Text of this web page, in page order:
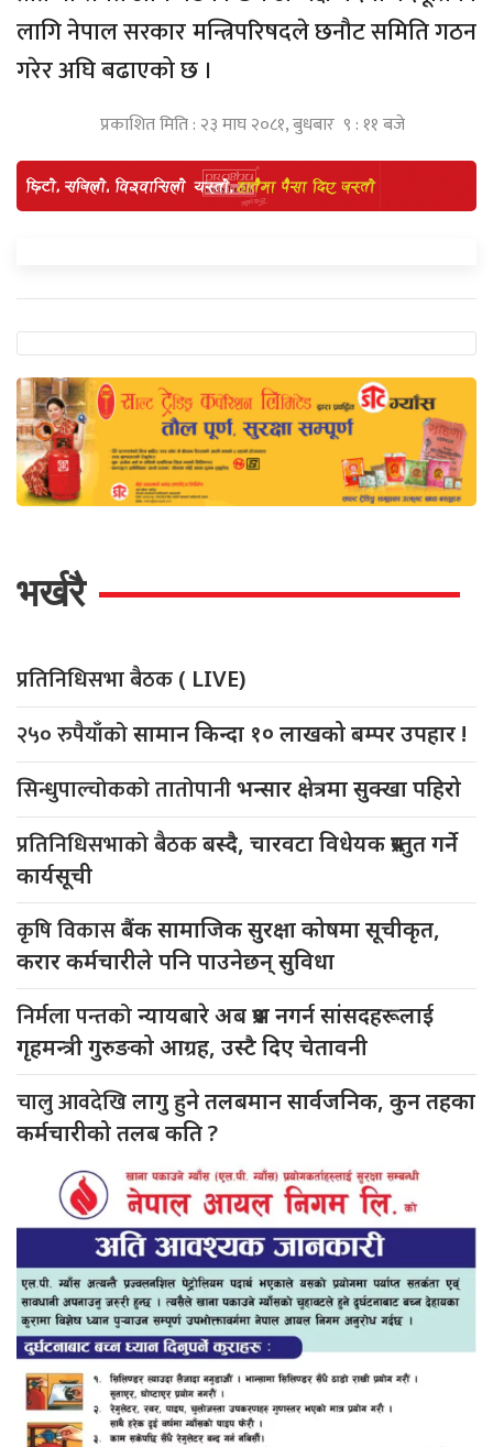
लागि नेपाल सरकार मन्त्रिपरिषदले छनौट समिति गठन
गरेर अघि बढाएको छ ।
प्रकाशित मिति : २३ माघ २०८१, बुधबार ९ : ११ बजे
भर्खरै
प्रतिनिधिसभा बैठक ( LIVE)
२५० रुपैयाँकोसामान किन्दा १० लाखको बम्पर उपहार !
सिन्धुपाल्चोकको तातोपानीभन्सार क्षेत्रमा सुक्खा पहिरो
प्रतिनिधिसभाको बैठकबस्दै, चारवटा विधेयक प्रस्तुत गर्ने
कार्यसूची
कृषि विकासबैंक सामाजिक सुरक्षा कोषमा सूचीकृत,
करार कर्मचारीले पनि पाउनेछन् सुविधा
निर्मला पन्तकोन्यायबारे अब प्रश्न नगर्न सांसदहरूलाई
गृहमन्त्री गुरुङको आग्रह, उस्टै दिए चेतावनी
चालु आवदेखिलागु हुने तलबमान सार्वजनिक, कुन तहका
कर्मचारीको तलब कति ?